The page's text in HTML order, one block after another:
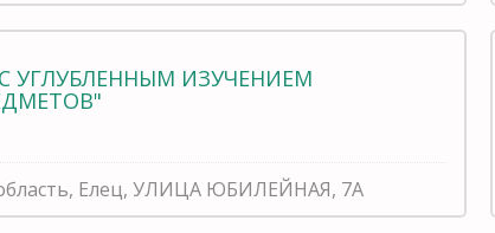
УГЛУБЛЕННЫМ ИЗУЧЕНИЕМ
Елец, УЛИЦА ЮБИЛЕЙНАЯ, 7А